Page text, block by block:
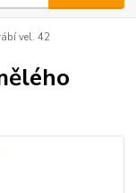
vel. 42